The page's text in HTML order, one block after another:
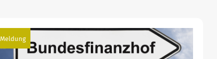
Meldung